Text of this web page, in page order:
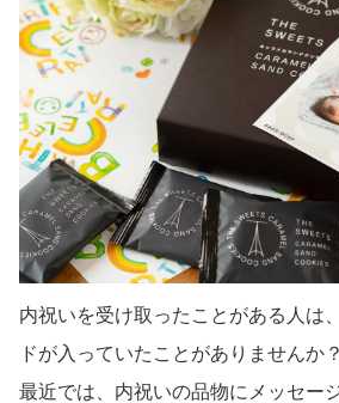
内祝いを受け取ったことがある人は
ドが入っていたことがありませんか？
最近では、内祝いの品物にメッセー